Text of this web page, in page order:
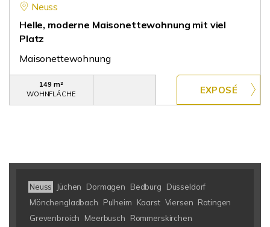
Neuss
Helle, moderne Maisonettewohnung mit viel
Platz
Maisonettewohnung
149 m²
WOHNFLÄCHE
Neuss Jüchen Dormagen Bedburg
Düsseldorf
Mönchengladbach
Pulheim Kaarst Viersen Ratingen
Grevenbroich
Meerbusch
Rommerskirchen